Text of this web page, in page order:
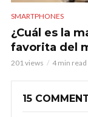
SMARTPHONES
¿Cuál es la
favorita del
201 views 4 min read
15